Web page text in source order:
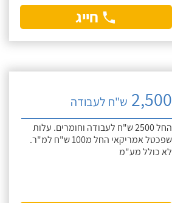
חייג
2,500 ש"ח לעבודה
החל 2500 ש"ח לעבודה וחומרים. עלות
שפכטל אמריקאי החל מ100 ש"ח למ"ר.
לא כולל מע"מ